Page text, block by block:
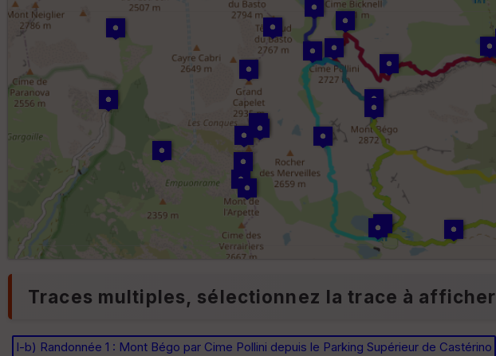
Traces multiples, sélectionnez la trace à afficher
I-b) Randonnée 1 : Mont Bégo par Cime Pollini depuis le Parking Supérieur de Castérino